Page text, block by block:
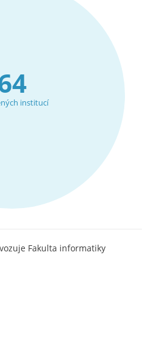
institucí
Fakulta informatiky